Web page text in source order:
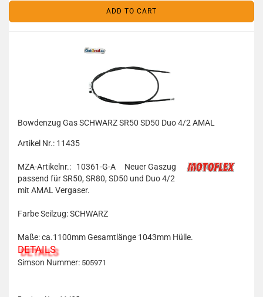
ADD TO CART
Bowdenzug Gas SCHWARZ SR50 SD50 Duo 4/2 AMAL
Artikel Nr.: 11435
MZA-Artikelnr.: 10361-G-A
Neuer Gaszug
passend fürSR50, SR80, SD50 und Duo 4/2
mit AMAL Vergaser.
Farbe Seilzug: SCHWARZ
Maße: ca.1100mm Gesamtlänge 1043mm Hülle.
DETAILS
Simson Nummer: 505971